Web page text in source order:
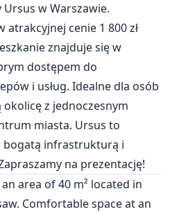
w Warszawie.
cenie 1 800 zł
znajduje się w
dostępem do
i usług. Idealne dla osób
z jednoczesnym
miasta. Ursus to
bogatą infrastrukturą i
na prezentację!
area of 40 m² located in
Comfortable space at an